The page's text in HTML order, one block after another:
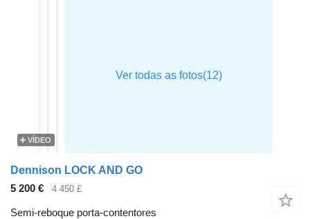
VÍDEO
Dennison LOCK AND GO
5 200 €
4 450 £
Semi-reboque porta-contentores